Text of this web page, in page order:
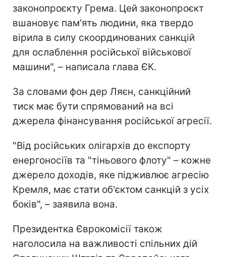
законопроєкту Грема. Цей законопроєкт
вшановує пам'ять людини, яка твердо
вірила в силу скоординованих санкцій
для ослаблення російської військової
машини", – написала глава ЄК.
За словами фон дер Ляєн, санкційний
тиск має бути спрямований на всі
джерела фінансування російської агресії.
"Від російських олігархів до експорту
енергоносіїв та "тіньового флоту" – кожне
джерело доходів, яке підживлює агресію
Кремля, має стати об'єктом санкцій з усіх
боків", – заявила вона.
Президентка Єврокомісії також
наголосила на важливості спільних дій